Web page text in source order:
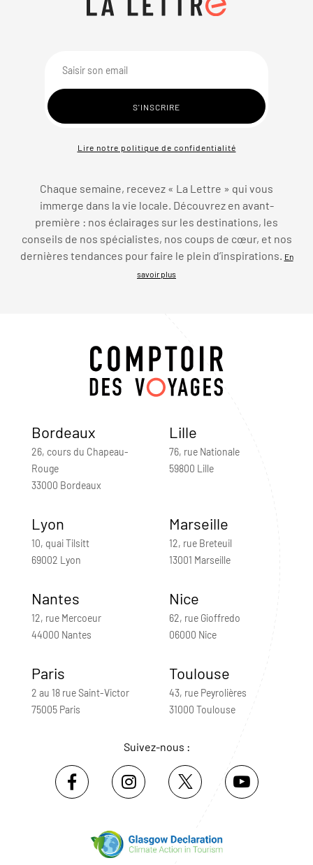
Lire notre politique de confidentialité
Chaque semaine, recevez « La Lettre » qui vous
immerge dans la vie locale. Découvrez en avant-
première : nos éclairages sur les destinations, les
conseils de nos spécialistes, nos coups de cœur, et nos
dernières tendances pour faire le plein d’inspirations. En
savoir plus
Bordeaux
26, cours du Chapeau-
Rouge
33000 Bordeaux
Lille
76, rue Nationale
59800 Lille
Lyon
10, quai Tilsitt
69002 Lyon
Marseille
12, rue Breteuil
13001 Marseille
Nantes
12, rue Mercoeur
44000 Nantes
Nice
62, rue Gioffredo
06000 Nice
Paris
2 au 18 rue Saint-Victor
75005 Paris
Toulouse
43, rue Peyrolières
31000 Toulouse
Suivez-nous :